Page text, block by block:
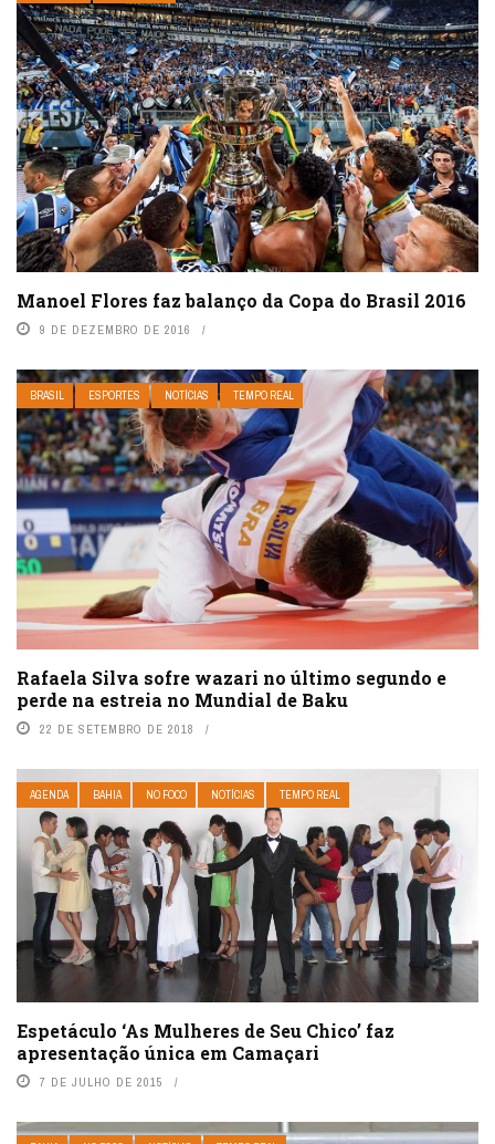
Manoel Flores faz balanço da Copa do Brasil 2016
9 DE DEZEMBRO DE 2016
BRASIL ESPORTES NOTÍCIAS TEMPO REAL
Rafaela Silva sofre wazari no último segundo e
perde na estreia no Mundial de Baku
22 DE SETEMBRO DE 2018
AGENDA BAHIA NO FOCO NOTÍCIAS TEMPO REAL
Espetáculo ‘As Mulheres de Seu Chico’ faz
apresentação única em Camaçari
7 DE JULHO DE 2015